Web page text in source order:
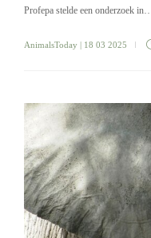
Profepa stelde een onderzoek in….
AnimalsToday | 18 03 2025